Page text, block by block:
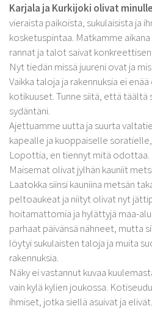
Karjala ja Kurkijoki olivat minulle
vieraista paikoista, sukulaisista ja
kosketuspintaa. Matkamme
rannat ja talot saivat
Nyt tiedän missä juureni ovat ja
Vaikka taloja ja rakennuksia ei
kotikuuset. Tunne siitä, että täältä
sydäntäni.
Ajettuamme uutta ja suurta
kapealle ja kuoppaiselle
Lopottia, en tiennyt mitä odottaa.
Maisemat olivat jylhän kauniit
Laatokka siinsi kauniina metsän
peltoaukeat ja niityt olivat nyt
hoitamattomia ja hylättyjä maa-
parhaat päivänsä nähneet, mutta
löytyi sukulaisten taloja ja muita
rakennuksia.
Näky ei vastannut kuvaa
vain kylä kylien joukossa.
ihmiset, jotka siellä asuivat ja elivät.